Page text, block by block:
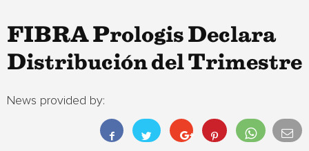
FIBRA Prologis Declara
Distribución del Trimestre
News provided by: